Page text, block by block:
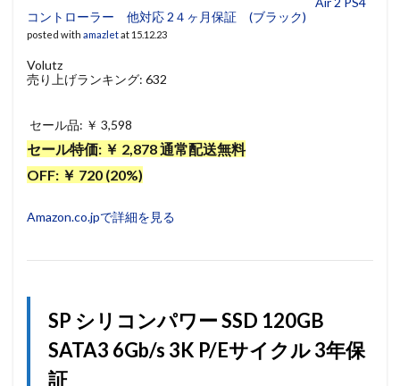
コントローラー 他対応 2４ヶ月保証 (ブラック)
posted with amazletat 15.12.23
Volutz
売り上げランキング: 632
セール品: ￥ 3,598
セール特価: ￥ 2,878 通常配送無料
OFF: ￥ 720 (20%)
Amazon.co.jpで詳細を見る
SP シリコンパワー SSD 120GB
SATA3 6Gb/s 3K P/Eサイクル 3年保
証